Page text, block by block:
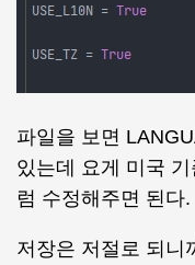
파일을 보면
있는데 요게 미국
럼 수정해주면 된다.
저장은 저절로 되니